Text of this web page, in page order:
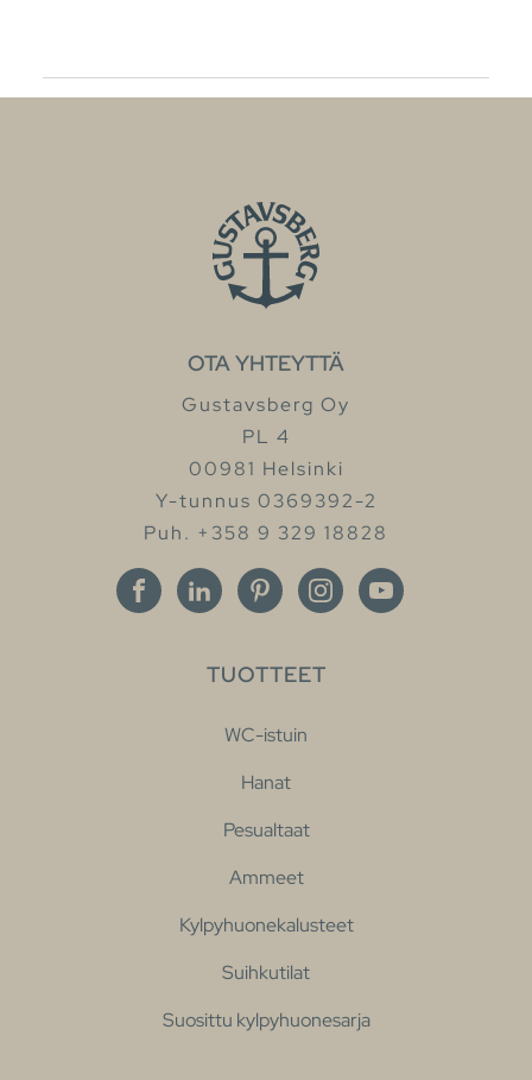
OTA YHTEYTTÄ
Gustavsberg Oy
PL 4
00981 Helsinki
Y-tunnus 0369392-2
Puh. +358 9 329 18828
TUOTTEET
WC-istuin
Hanat
Pesualtaat
Ammeet
Kylpyhuonekalusteet
Suihkutilat
Suosittu kylpyhuonesarja